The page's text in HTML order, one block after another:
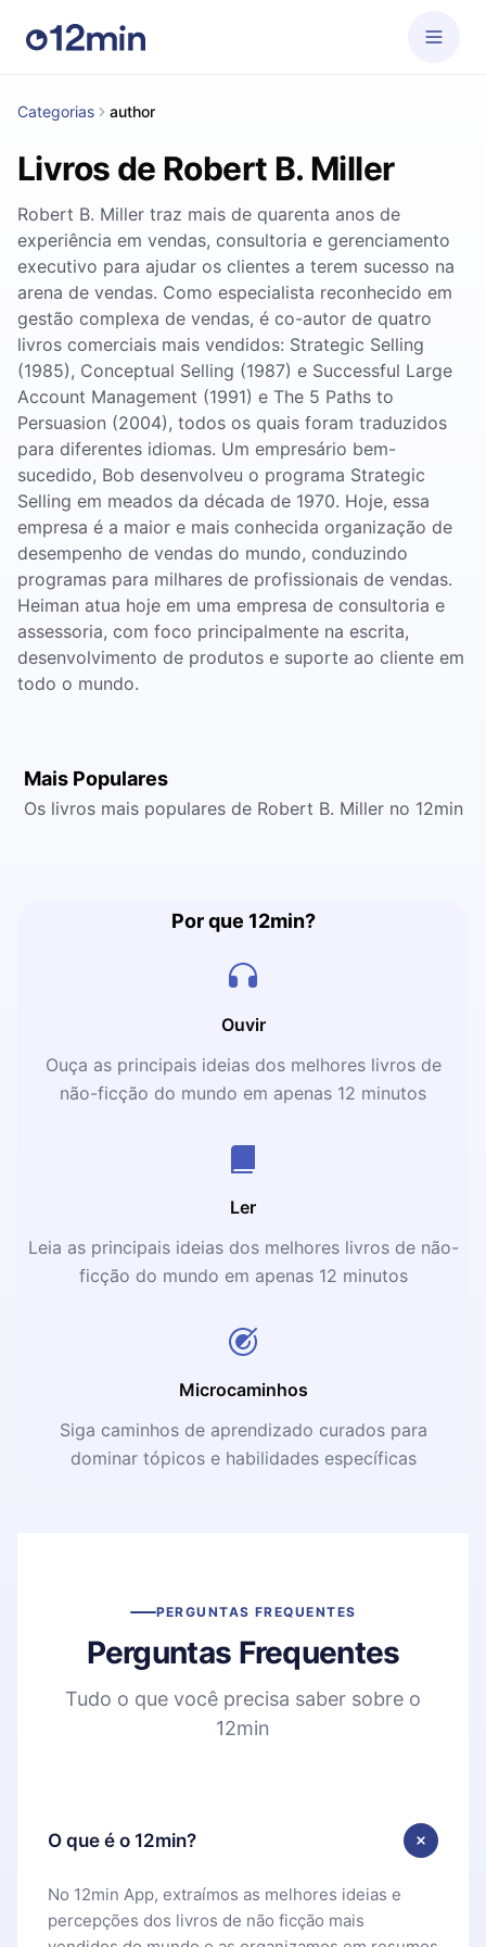
Categorias author
Livros de Robert B. Miller
Robert B. Miller traz mais de quarenta anos de
experiência em vendas, consultoria e gerenciamento
executivo para ajudar os clientes a terem sucesso na
arena de vendas. Como especialista reconhecido em
gestão complexa de vendas, é co-autor de quatro
livros comerciais mais vendidos: Strategic Selling
(1985), Conceptual Selling (1987) e Successful Large
Account Management (1991) e The 5 Paths to
Persuasion (2004), todos os quais foram traduzidos
para diferentes idiomas. Um empresário bem-
sucedido, Bob desenvolveu o programa Strategic
Selling em meados da década de 1970. Hoje, essa
empresa é a maior e mais conhecida organização de
desempenho de vendas do mundo, conduzindo
programas para milhares de profissionais de vendas.
Heiman atua hoje em uma empresa de consultoria e
assessoria, com foco principalmente na escrita,
desenvolvimento de produtos e suporte ao cliente em
todo o mundo.
Mais Populares
Os livros mais populares de Robert B. Miller no 12min
Por que 12min?
Ouvir
Ouça as principais ideias dos melhores livros de
não-ficção do mundo em apenas 12 minutos
Ler
Leia as principais ideias dos melhores livros de não-
ficção do mundo em apenas 12 minutos
Microcaminhos
Siga caminhos de aprendizado curados para
dominar tópicos e habilidades específicas
PERGUNTAS FREQUENTES
Perguntas Frequentes
Tudo o que você precisa saber sobre o
12min
O que é o 12min?
No 12min App, extraímos as melhores ideias e
percepções dos livros de não ficção mais